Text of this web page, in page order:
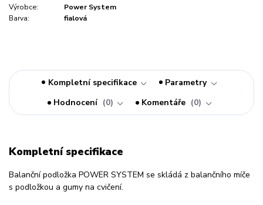
Výrobce:
Power System
Barva:
fialová
Kompletní specifikace
Parametry
Hodnocení
0 Komentáře 0
Kompletní specifikace
Balanční podložka POWER SYSTEM se skládá z balančního míče
s podložkou a gumy na cvičení.